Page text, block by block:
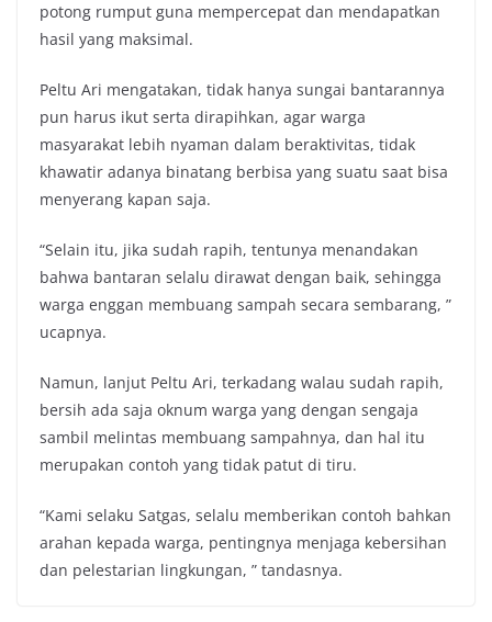
potong rumput guna mempercepat dan mendapatkan
hasil yang maksimal.
Peltu Ari mengatakan, tidak hanya sungai bantarannya
pun harus ikut serta dirapihkan, agar warga
masyarakat lebih nyaman dalam beraktivitas, tidak
khawatir adanya binatang berbisa yang suatu saat bisa
menyerang kapan saja.
“Selain itu, jika sudah rapih, tentunya menandakan
bahwa bantaran selalu dirawat dengan baik, sehingga
warga enggan membuang sampah secara sembarang, ”
ucapnya.
Namun, lanjut Peltu Ari, terkadang walau sudah rapih,
bersih ada saja oknum warga yang dengan sengaja
sambil melintas membuang sampahnya, dan hal itu
merupakan contoh yang tidak patut di tiru.
“Kami selaku Satgas, selalu memberikan contoh bahkan
arahan kepada warga, pentingnya menjaga kebersihan
dan pelestarian lingkungan, ” tandasnya.